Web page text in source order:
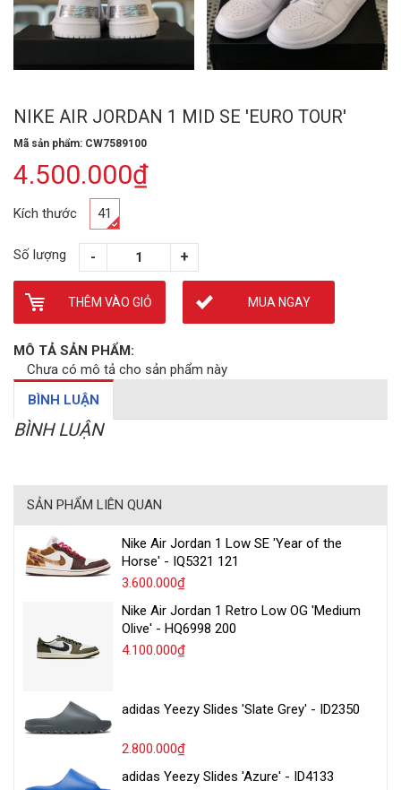
NIKE AIR JORDAN 1 MID SE 'EURO TOUR'
Mã sản phẩm: CW7589100
4.500.000₫
Kích thước 41
Số lượng
THÊM VÀO GIỎ MUA NGAY
MÔ TẢ SẢN PHẨM:
Chưa có mô tả cho sản phẩm này
BÌNH LUẬN
BÌNH LUẬN
SẢN PHẨM LIÊN QUAN
Nike Air Jordan 1 Low SE 'Year of the
Horse' - IQ5321 121
3.600.000₫
Nike Air Jordan 1 Retro Low OG 'Medium
Olive' - HQ6998 200
4.100.000₫
adidas Yeezy Slides 'Slate Grey' - ID2350
2.800.000₫
adidas Yeezy Slides 'Azure' - ID4133